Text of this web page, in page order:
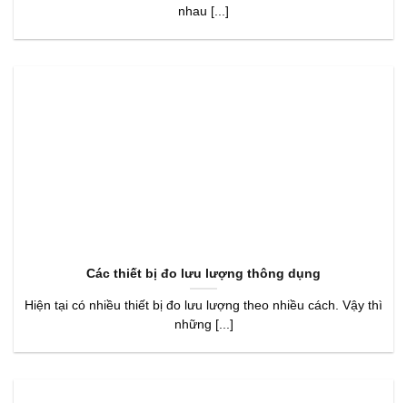
nhau [...]
Các thiết bị đo lưu lượng thông dụng
Hiện tại có nhiều thiết bị đo lưu lượng theo nhiều cách. Vậy thì
những [...]